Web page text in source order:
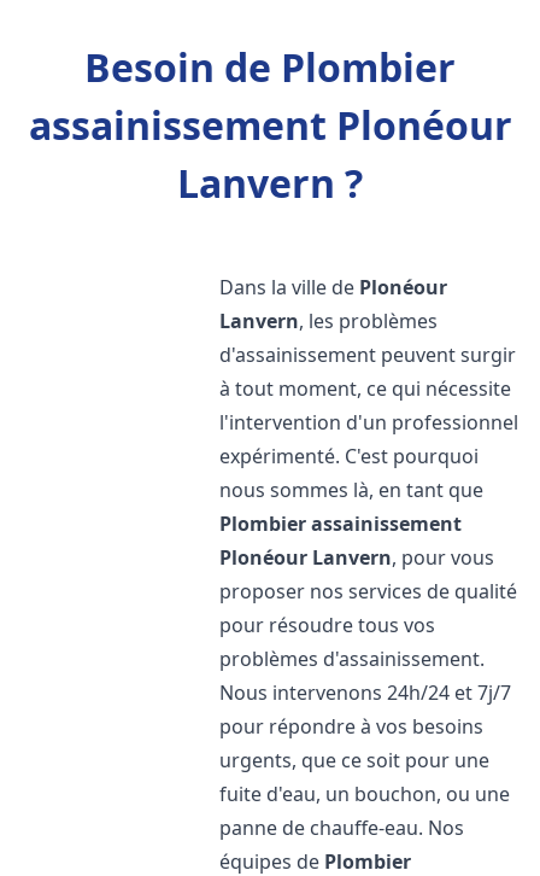
Besoin de Plombier
assainissement Plonéour
Lanvern ?
Dans la ville de Plonéour
Lanvern, les problèmes
d'assainissement peuvent surgir
à tout moment, ce qui nécessite
l'intervention d'un professionnel
expérimenté. C'est pourquoi
nous sommes là, en tant que
Plombier assainissement
Plonéour Lanvern, pour vous
proposer nos services de qualité
pour résoudre tous vos
problèmes d'assainissement.
Nous intervenons 24h/24 et 7j/7
pour répondre à vos besoins
urgents, que ce soit pour une
fuite d'eau, un bouchon, ou une
panne de chauffe-eau. Nos
équipes de Plombier